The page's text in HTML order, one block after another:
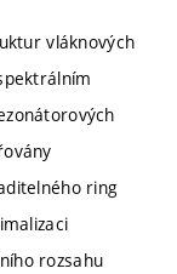
vláknových
ring
rozsahu